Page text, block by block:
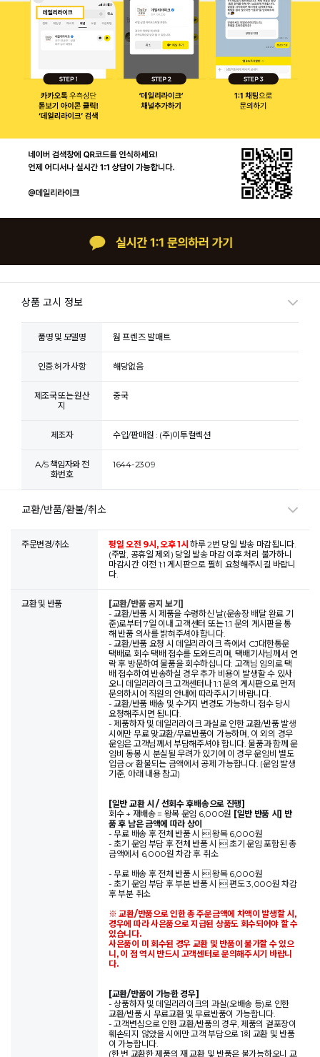
상품 고시 정보
품명 및 모델명 웜 프렌즈 발매트
인증.허가 사항 해당없음
제조국 또는 원산
지
중국
제조자 수입/판매원 : (주)이투컬렉션
A/S 책임자와 전
화번호
1644-2309
교환/반품/환불/취소
주문변경/취소 평일 오전 9시, 오후 1시하루 2번 당일 발송 마감됩니다.
(주말, 공휴일 제외) 당일 발송 마감 이후 처리 불가하니
마감시간 이전 1:1 게시판으로 필히 요청해주시길 바랍니
다.
교환 및 반품
[교환/반품 공지 보기]
- 교환/반품 시 제품을 수령하신 날(운송장 배달 완료 기
준)로부터 7일 이내 고객센터 또는 1:1 문의 게시판을 통
해 반품 의사를 밝혀주셔야 합니다.
- 교환/반품 요청 시 데일리라이크 측에서 CJ대한통운
택배로 회수 택배 접수를 도와드리며, 택배기사님께서 연
락 후 방문하여 물품을 회수하십니다. 고객님 임의로 택
배 접수하여 반송하실 경우 추가 비용이 발생할 수 있사
오니 데일리라이크 고객센터나 1:1 문의 게시판으로 먼저
문의하시어 직원의 안내에 따라주시기 바랍니다.
- 교환/반품 배송 및 수거지 변경도 가능하니 접수 당시
요청해주시면 됩니다.
- 제품하자 및 데일리라이크 과실로 인한 교환/반품 발생
시에만 무료 맞교환/무료반품이 가능하며, 이 외의 경우
운임은 고객님께서 부담해주셔야 합니다. 물품과 함께 운
임비 동봉 시 분실될 우려가 있기에 이 경우 운임비 별도
입금 or 환불되는 금액에서 공제 가능합니다. (운임 발생
기준, 아래 내용 참고)
[일반 교환 시 / 선회수 후배송으로 진행]
회수 + 재배송 = 왕복 운임 6,000원 [일반 반품 시] 반
품 후 남은 금액에 따라 상이
- 무료 배송 후 전체 반품 시  왕복 6,000원
- 초기 운임 부담 후 전체 반품 시  초기 운임 포함된 총
금액에서 6,000원 차감 후 취소
- 무료 배송 후 전체 반품 시  왕복 6,000원
- 초기 운임 부담 후 부분 반품 시  편도 3,000원 차감
후 부분 취소
※ 교환/반품으로 인한 총 주문금액에 차액이 발생할 시,
경우에 따라 사은품으로 지급된 상품도 회수되어야 할 수
있습니다.
사은품이 미 회수된 경우 교환 및 반품이 불가할 수 있으
니, 이 점 역시 반드시 고객센터로 문의해주시기 바랍니
다.
[교환/반품이 가능한 경우]
- 상품하자 및 데일리라이크의 과실(오배송 등)로 인한
교환/반품 시 무료교환 및 무료반품이 가능합니다.
- 고객변심으로 인한 교환/반품의 경우, 제품의 겉포장이
훼손되지 않았을 시에만 고객 부담으로 1회 교환 및 반품
이 가능합니다.
(한 번 교환한 제품의 재 교환 및 반품은 불가능하오니 교